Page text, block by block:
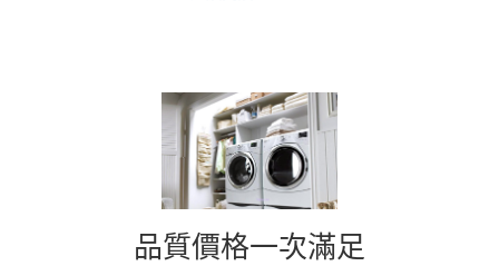
口
皆
碑，
技
術
一
流,
品質價格一次滿足